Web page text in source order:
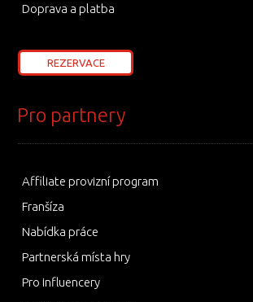
Doprava a platba
REZERVACE
Pro partnery
Affiliate provizní program
Franšíza
Nabídka práce
Partnerská místa hry
Pro influencery